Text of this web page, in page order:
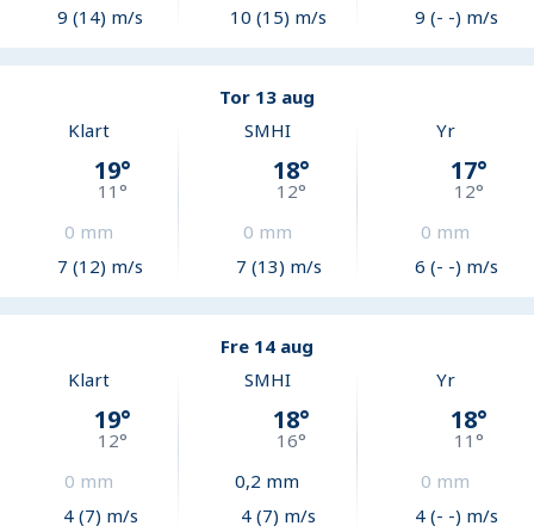
9 (14) m/s
10 (15) m/s
9 (- -) m/s
Tor 13 aug
Klart
19°
11°
0 mm
7 (12) m/s
SMHI
18°
12°
0 mm
7 (13) m/s
Yr
17°
12°
0 mm
6 (- -) m/s
Fre 14 aug
Klart
19°
12°
0 mm
4 (7) m/s
SMHI
18°
16°
0,2 mm
4 (7) m/s
Yr
18°
11°
0 mm
4 (- -) m/s